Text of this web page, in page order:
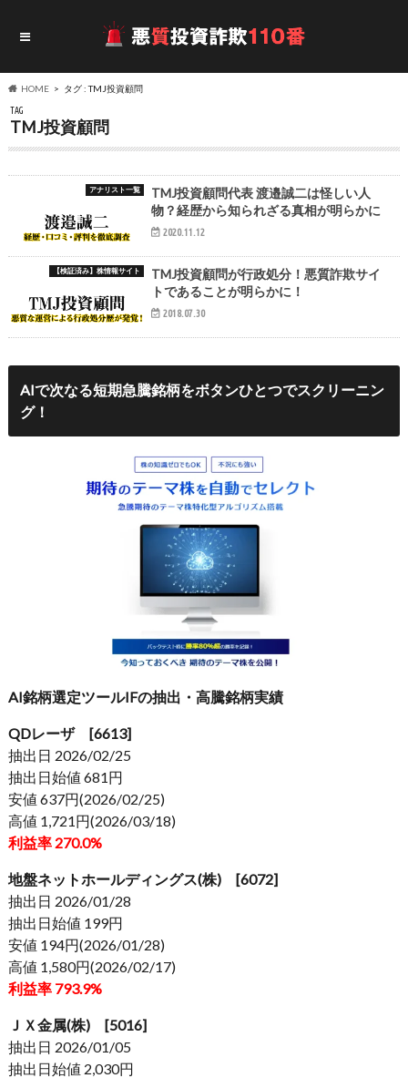
HOME タグ : TMJ投資顧問
TAG
TMJ投資顧問
アナリスト一覧
TMJ投資顧問代表 渡邉誠二は怪しい人
物？経歴から知られざる真相が明らかに
2020.11.12
【検証済み】株情報サイト
TMJ投資顧問が行政処分！悪質詐欺サイ
トであることが明らかに！
2018.07.30
AIで次なる短期急騰銘柄をボタンひとつでスクリーニン
グ！
AI銘柄選定ツールIFの抽出・高騰銘柄実績
QDレーザ [6613]
抽出日 2026/02/25
抽出日始値 681円
安値 637円(2026/02/25)
高値 1,721円(2026/03/18)
利益率 270.0%
地盤ネットホールディングス(株) [6072]
抽出日 2026/01/28
抽出日始値 199円
安値 194円(2026/01/28)
高値 1,580円(2026/02/17)
利益率 793.9%
ＪＸ金属(株) [5016]
抽出日 2026/01/05
抽出日始値 2,030円